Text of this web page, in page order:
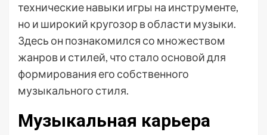
технические навыки игры на инструменте,
но и широкий кругозор в области музыки.
Здесь он познакомился со множеством
жанров и стилей, что стало основой для
формирования его собственного
музыкального стиля.
Музыкальная карьера